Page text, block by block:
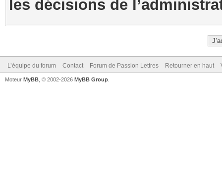
les décisions de
L’équipe du forum Contact Forum de Passion Lettres Retourner en haut
Moteur MyBB , © 2002-2026 MyBB Group